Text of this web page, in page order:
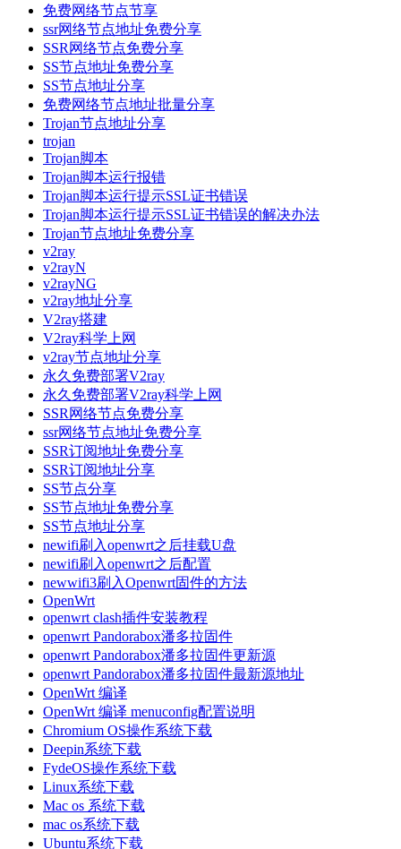
免费网络节点节享
ssr网络节点地址免费分享
SSR网络节点免费分享
SS节点地址免费分享
SS节点地址分享
免费网络节点地址批量分享
Trojan节点地址分享
trojan
Trojan脚本
Trojan脚本运行报错
Trojan脚本运行提示SSL证书错误
Trojan脚本运行提示SSL证书错误的解决办法
Trojan节点地址免费分享
v2ray
v2rayN
v2rayNG
v2ray地址分享
V2ray搭建
V2ray科学上网
v2ray节点地址分享
永久免费部署V2ray
永久免费部署V2ray科学上网
SSR网络节点免费分享
ssr网络节点地址免费分享
SSR订阅地址免费分享
SSR订阅地址分享
SS节点分享
SS节点地址免费分享
SS节点地址分享
newifi刷入openwrt之后挂载U盘
newifi刷入openwrt之后配置
newwifi3刷入Openwrt固件的方法
OpenWrt
openwrt clash插件安装教程
openwrt Pandorabox潘多拉固件
openwrt Pandorabox潘多拉固件更新源
openwrt Pandorabox潘多拉固件最新源地址
OpenWrt 编译
OpenWrt 编译 menuconfig配置说明
Chromium OS操作系统下载
Deepin系统下载
FydeOS操作系统下载
Linux系统下载
Mac os 系统下载
mac os系统下载
Ubuntu系统下载